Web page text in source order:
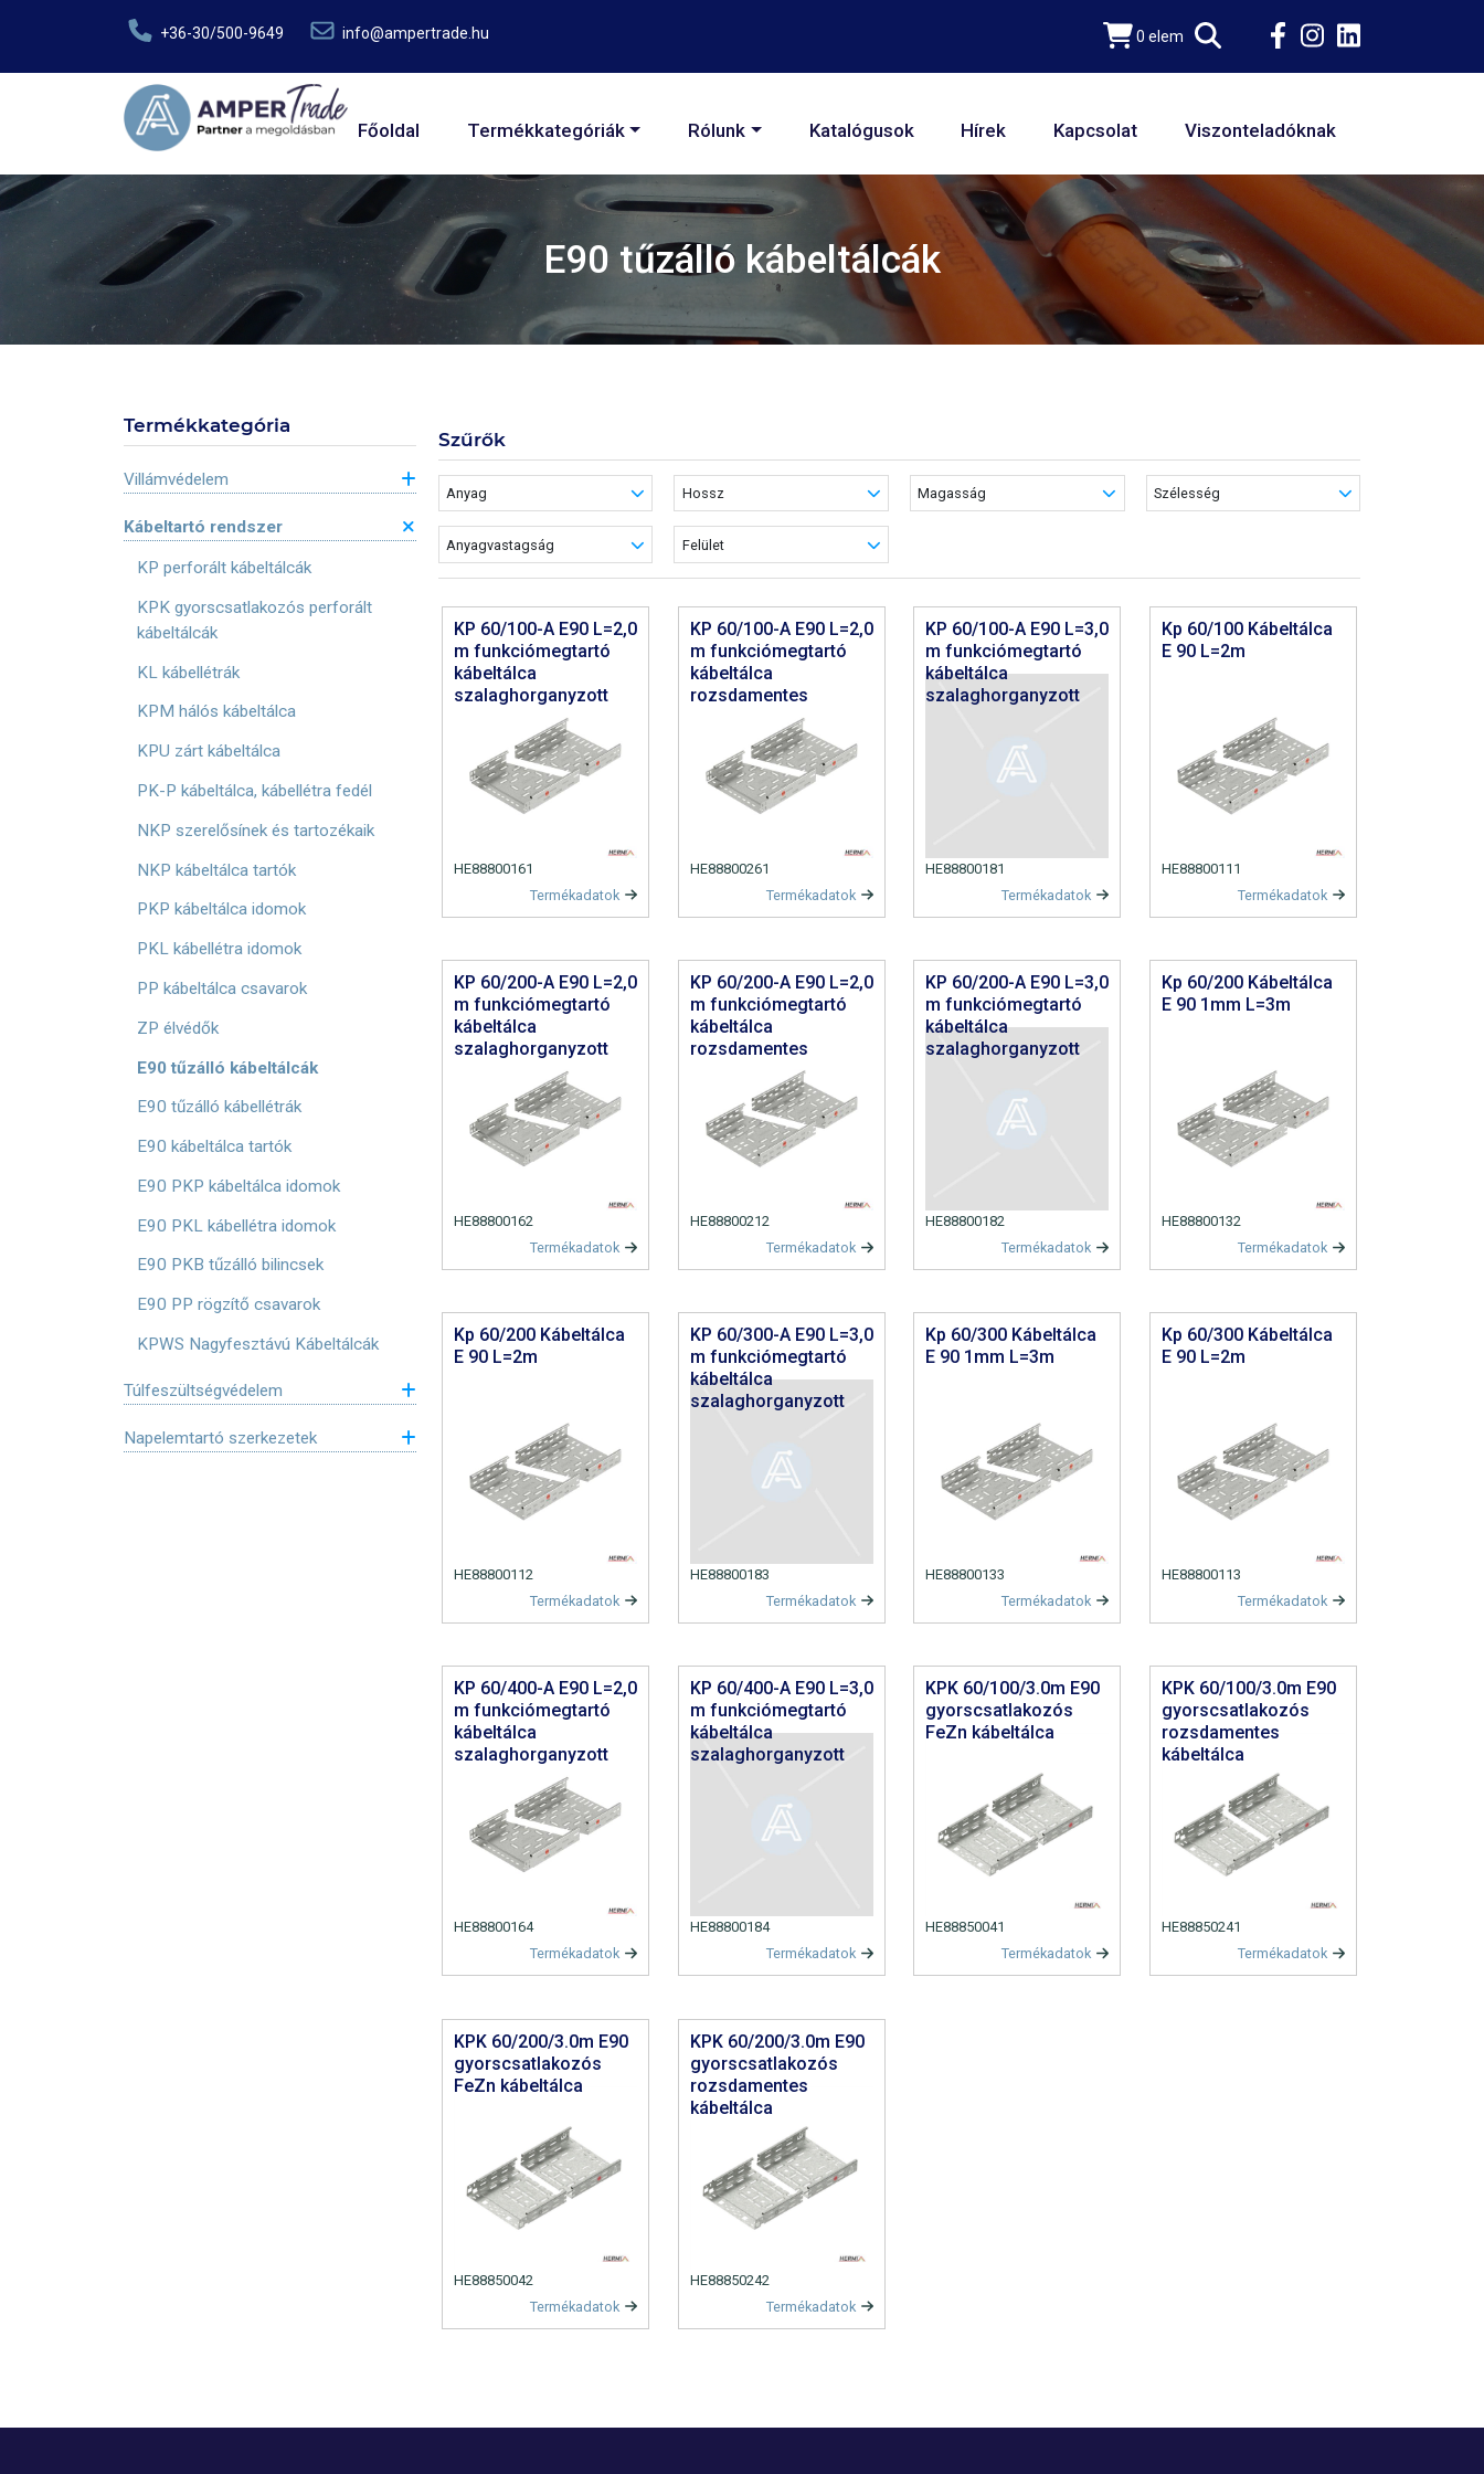
+36-30/500-9649 info@ampertrade.hu 0 elem
Fő navigáció
Főoldal Termékkategóriák Rólunk Katalógusok Hírek Kapcsolat Viszonteladóknak
E90 tűzálló kábeltálcák
Termékkategória
Villámvédelem
Kábeltartó rendszer
KP perforált kábeltálcák
KPK gyorscsatlakozós perforált
kábeltálcák
KL kábellétrák
KPM hálós kábeltálca
KPU zárt kábeltálca
PK-P kábeltálca, kábellétra fedél
NKP szerelősínek és tartozékaik
NKP kábeltálca tartók
PKP kábeltálca idomok
PKL kábellétra idomok
PP kábeltálca csavarok
ZP élvédők
E90 tűzálló kábeltálcák
E90 tűzálló kábellétrák
E90 kábeltálca tartók
E90 PKP kábeltálca idomok
E90 PKL kábellétra idomok
E90 PKB tűzálló bilincsek
E90 PP rögzítő csavarok
KPWS Nagyfesztávú Kábeltálcák
Túlfeszültségvédelem
Napelemtartó szerkezetek
Szűrők
Anyag Hossz Magasság Szélesség
Anyagvastagság Felület
KP 60/100-A E90 L=2,0
m funkciómegtartó
kábeltálca
szalaghorganyzott
HE88800161
Termékadatok
KP 60/100-A E90 L=2,0
m funkciómegtartó
kábeltálca
rozsdamentes
HE88800261
Termékadatok
KP 60/100-A E90 L=3,0
m funkciómegtartó
kábeltálca
szalaghorganyzott
HE88800181
Termékadatok
Kp 60/100 Kábeltálca
E 90 L=2m
HE88800111
Termékadatok
KP 60/200-A E90 L=2,0
m funkciómegtartó
kábeltálca
szalaghorganyzott
HE88800162
Termékadatok
KP 60/200-A E90 L=2,0
m funkciómegtartó
kábeltálca
rozsdamentes
HE88800212
Termékadatok
KP 60/200-A E90 L=3,0
m funkciómegtartó
kábeltálca
szalaghorganyzott
HE88800182
Termékadatok
Kp 60/200 Kábeltálca
E 90 1mm L=3m
HE88800132
Termékadatok
Kp 60/200 Kábeltálca
E 90 L=2m
HE88800112
Termékadatok
KP 60/300-A E90 L=3,0
m funkciómegtartó
kábeltálca
szalaghorganyzott
HE88800183
Termékadatok
Kp 60/300 Kábeltálca
E 90 1mm L=3m
HE88800133
Termékadatok
Kp 60/300 Kábeltálca
E 90 L=2m
HE88800113
Termékadatok
KP 60/400-A E90 L=2,0
m funkciómegtartó
kábeltálca
szalaghorganyzott
HE88800164
Termékadatok
KP 60/400-A E90 L=3,0
m funkciómegtartó
kábeltálca
szalaghorganyzott
HE88800184
Termékadatok
KPK 60/100/3.0m E90
gyorscsatlakozós
FeZn kábeltálca
HE88850041
Termékadatok
KPK 60/100/3.0m E90
gyorscsatlakozós
rozsdamentes
kábeltálca
HE88850241
Termékadatok
KPK 60/200/3.0m E90
gyorscsatlakozós
FeZn kábeltálca
HE88850042
Termékadatok
KPK 60/200/3.0m E90
gyorscsatlakozós
rozsdamentes
kábeltálca
HE88850242
Termékadatok